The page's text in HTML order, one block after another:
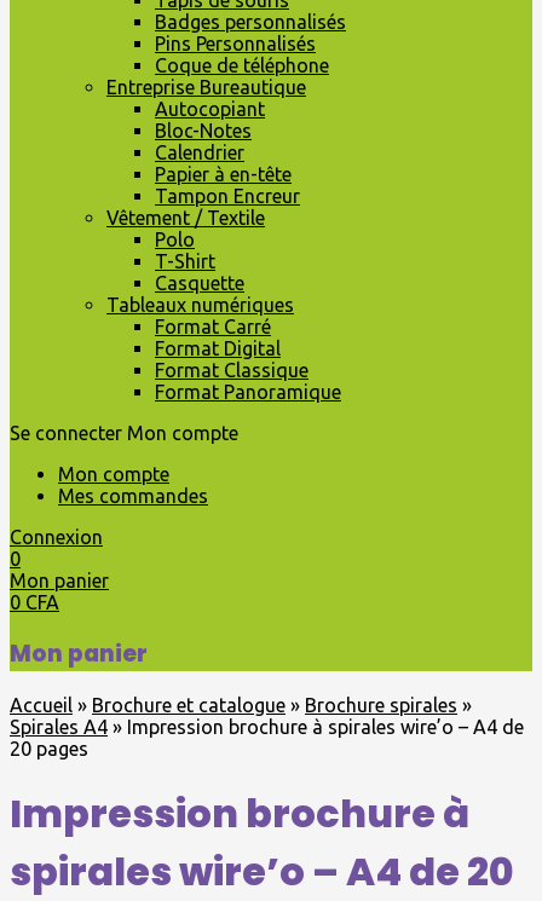
Badges personnalisés
Pins Personnalisés
Coque de téléphone
Entreprise Bureautique
Autocopiant
Bloc-Notes
Calendrier
Papier à en-tête
Tampon Encreur
Vêtement / Textile
Polo
T-Shirt
Casquette
Tableaux numériques
Format Carré
Format Digital
Format Classique
Format Panoramique
Se connecter Mon compte
Mon compte
Mes commandes
Connexion
0
Mon panier
0 CFA
Mon panier
Accueil » Brochure et catalogue » Brochure spirales »
Spirales A4 » Impression brochure à spirales wire’o – A4 de
20 pages
Impression brochure à
spirales wire’o – A4 de 20